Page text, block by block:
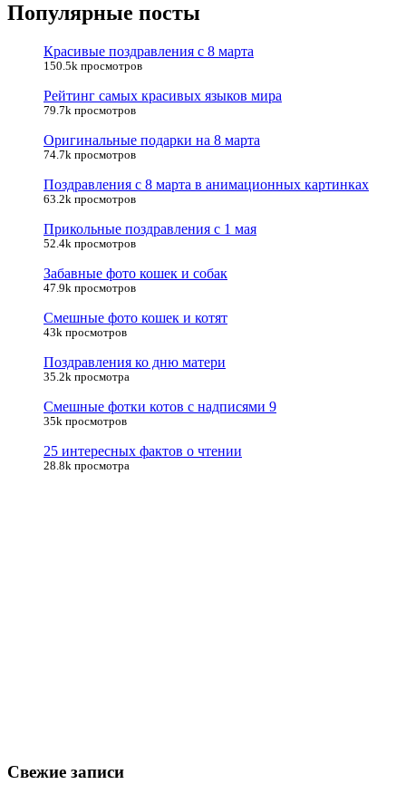
Популярные посты
Красивые поздравления с 8 марта
150.5k просмотров
Рейтинг самых красивых языков мира
79.7k просмотров
Оригинальные подарки на 8 марта
74.7k просмотров
Поздравления с 8 марта в анимационных картинках
63.2k просмотров
Прикольные поздравления с 1 мая
52.4k просмотров
Забавные фото кошек и собак
47.9k просмотров
Смешные фото кошек и котят
43k просмотров
Поздравления ко дню матери
35.2k просмотра
Смешные фотки котов с надписями 9
35k просмотров
25 интересных фактов о чтении
28.8k просмотра
Свежие записи